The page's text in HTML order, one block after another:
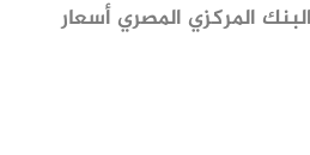
المركزي المصري أسعار